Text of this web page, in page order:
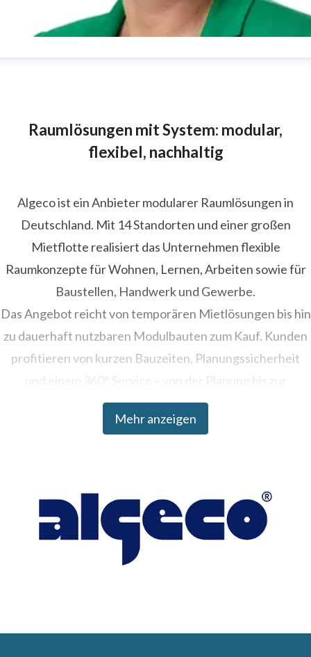
Raumlösungen mit System: modular,
flexibel, nachhaltig
Mehr anzeigen
Algeco ist ein Anbieter modularer Raumlösungen in
Deutschland. Mit 14 Standorten und einer großen
Mietflotte realisiert das Unternehmen flexible
Raumkonzepte für Wohnen, Lernen, Arbeiten sowie für
Baustellen, Handwerk und Gewerbe.
Das Angebot reicht von temporären Mietlösungen bis hin
zu dauerhaft nutzbaren Modulbauten zum Kauf. Kunden
profitieren von kurzen Bauzeiten, Planungssicherheit
und einem 360° Service – von der Planung bis zur
Umsetzung.
Algeco ist Teil der Modulaire Group, die in über 20
Weitere Informationen: www.algeco.de